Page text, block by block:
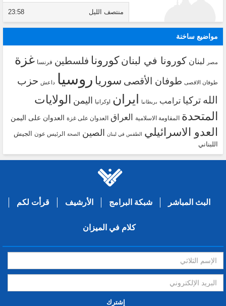
منتصف الليل 23:58
مواضيع ساخنة
مصر لبنان كورونا في لبنانكورونا فلسطين فرنسا غزة
طوفان الاقصى طوفان الأقصى سوريا روسيا داعش حزب
الله تركيا ترامب بريطانيا ايران اوكرانيا اليمن
الولايات
المتحدة
المقاومة الاسلامية العراق العدوان على غزة العدوان على اليمن
العدو الاسرائيلي الطقس في لبنان الصين الصحة الرئيس عون
الجيش
اللبناني
البث المباشر شبكة البرامج الأرشيف قرأت لكم
كلام في الميزان
إشترك